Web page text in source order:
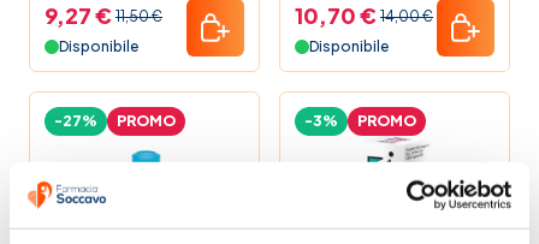
9,27 € 11,50 €
Disponibile
10,70 € 14,00 €
Disponibile
-27% PROMO -3% PROMO